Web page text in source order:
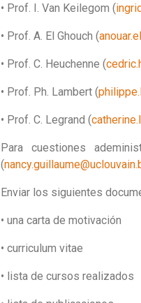
• Prof. I. Van Keilegom (
• Prof. A. El Ghouch (
• Prof. C. Heuchenne (
• Prof. Ph. Lambert (
• Prof. C. Legrand (
Para cuestiones
(
Enviar los siguientes
• una carta de motivación
• curriculum vitae
• lista de cursos realizados